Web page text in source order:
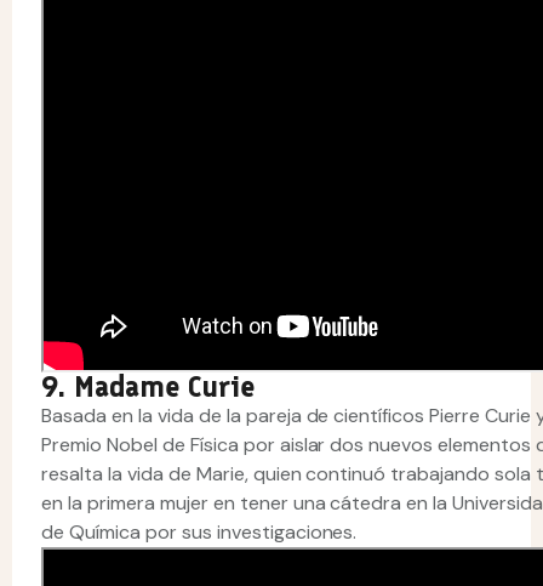
9. Madame Curie
Basada en la vida de la pareja de científicos Pierre
Premio Nobel de Física por aislar dos nuevos elementos
resalta la vida de Marie, quien continuó trabajando
en la primera mujer en tener una cátedra en la
de Química por sus investigaciones.